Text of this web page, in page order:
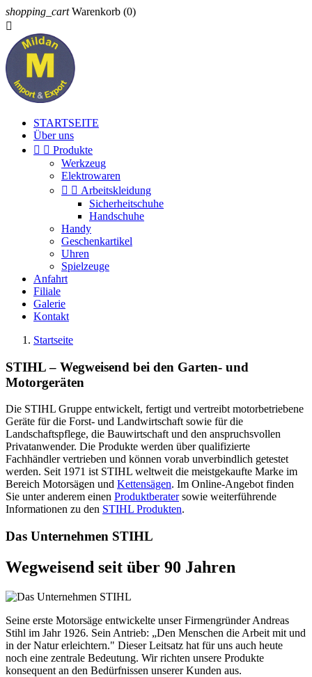
shopping_cart Warenkorb (0)

STARTSEITE
Über uns
  Produkte
Werkzeug
Elektrowaren
  Arbeitskleidung
Sicherheitschuhe
Handschuhe
Handy
Geschenkartikel
Uhren
Spielzeuge
Anfahrt
Filiale
Galerie
Kontakt
Startseite
STIHL – Wegweisend bei den Garten- und
Motorgeräten
Die STIHL Gruppe entwickelt, fertigt und vertreibt motorbetriebene
Geräte für die Forst- und Landwirtschaft sowie für die
Landschaftspflege, die Bauwirtschaft und den anspruchsvollen
Privatanwender. Die Produkte werden über qualifizierte
Fachhändler vertrieben und können vorab unverbindlich getestet
werden. Seit 1971 ist STIHL weltweit die meistgekaufte Marke im
Bereich Motorsägen und Kettensägen. Im Online-Angebot finden
Sie unter anderem einen Produktberatersowie weiterführende
Informationen zu den STIHL Produkten.
Das Unternehmen STIHL
Wegweisend seit über 90 Jahren
Seine erste Motorsäge entwickelte unser Firmengründer Andreas
Stihl im Jahr 1926. Sein Antrieb: „Den Menschen die Arbeit mit und
in der Natur erleichtern." Dieser Leitsatz hat für uns auch heute
noch eine zentrale Bedeutung. Wir richten unsere Produkte
konsequent an den Bedürfnissen unserer Kunden aus.